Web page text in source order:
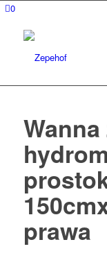
0
Wanna
prawa